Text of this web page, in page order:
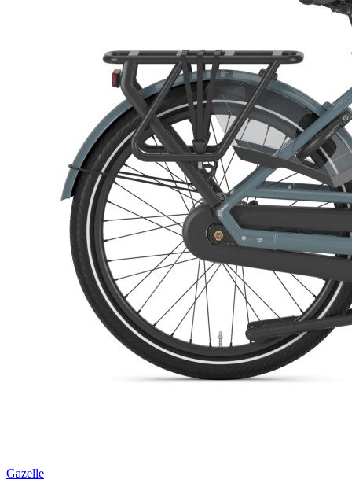
Gazelle